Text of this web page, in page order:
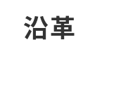
沿革